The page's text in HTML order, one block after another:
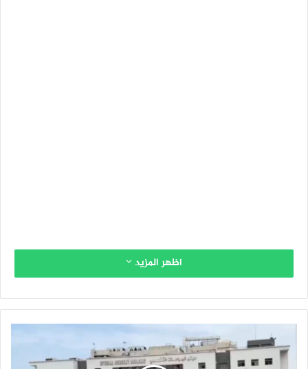
اظهر المزيد